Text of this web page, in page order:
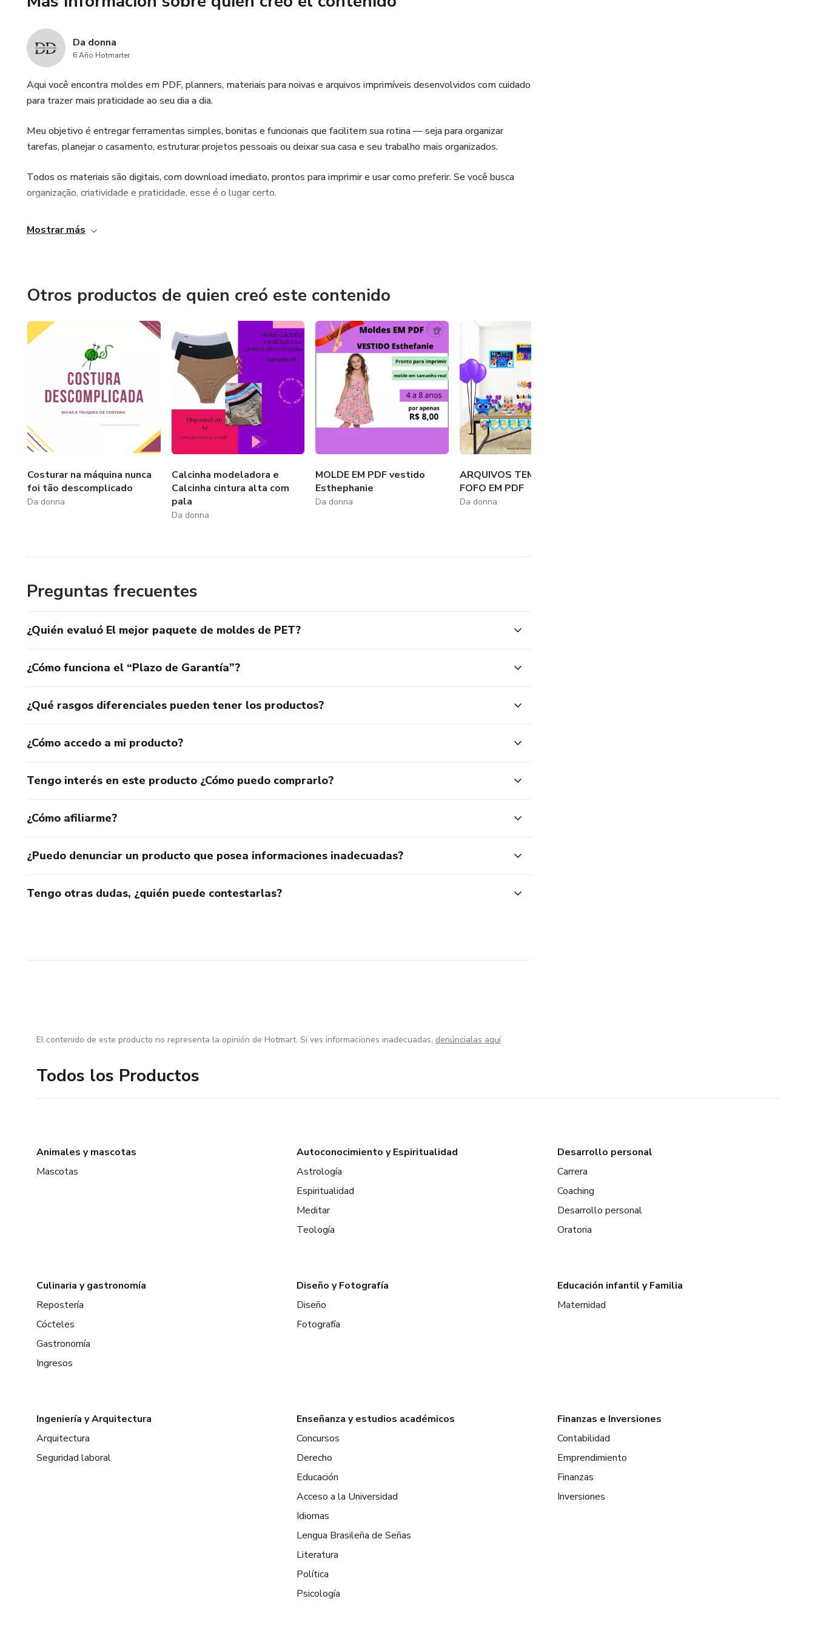
Da donna
6 Año Hotmarter
Aqui você encontra moldes em PDF, planners, materiais para noivas e arquivos imprimíveis desenvolvidos com cuidado
para trazer mais praticidade ao seu dia a dia.
Meu objetivo é entregar ferramentas simples, bonitas e funcionais que facilitem sua rotina — seja para organizar
tarefas, planejar o casamento, estruturar projetos pessoais ou deixar sua casa e seu trabalho mais organizados.
Todos os materiais são digitais, com download imediato, prontos para imprimir e usar como preferir. Se você busca
organização, criatividade e praticidade, esse é o lugar certo.
Mostrar más
Otros productos de quien creó este contenido
Costurar na máquina nunca
foi tão descomplicado
Da donna
Calcinha modeladora e
Calcinha cintura alta com
pala
Da donna
MOLDE EM PDF vestido
Esthephanie
Da donna
ARQUIVOS TEMA BOLOS
FOFO EM PDF
Da donna
Preguntas frecuentes
¿Quién evaluó El mejor paquete de moldes de PET?
¿Cómo funciona el “Plazo de Garantía”?
¿Qué rasgos diferenciales pueden tener los productos?
¿Cómo accedo a mi producto?
Tengo interés en este producto ¿Cómo puedo comprarlo?
¿Cómo afiliarme?
¿Puedo denunciar un producto que posea informaciones inadecuadas?
Tengo otras dudas, ¿quién puede contestarlas?
El contenido de este producto no representa la opinión de Hotmart. Si ves informaciones inadecuadas, denúncialas aquí
Todos los Productos
Animales y mascotas
Mascotas
Autoconocimiento y Espiritualidad
Astrología
Espiritualidad
Meditar
Teología
Desarrollo personal
Carrera
Coaching
Desarrollo personal
Oratoria
Culinaria y gastronomía
Repostería
Cócteles
Gastronomía
Ingresos
Diseño y Fotografía
Diseño
Fotografía
Educación infantil y Familia
Maternidad
Ingeniería y Arquitectura
Arquitectura
Seguridad laboral
Enseñanza y estudios académicos
Concursos
Derecho
Educación
Acceso a la Universidad
Idiomas
Lengua Brasileña de Señas
Literatura
Política
Psicología
Finanzas e Inversiones
Contabilidad
Emprendimiento
Finanzas
Inversiones